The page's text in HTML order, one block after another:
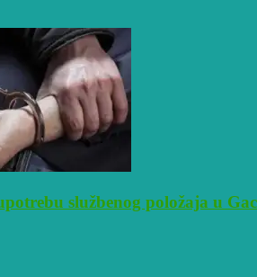
službenog položaja u